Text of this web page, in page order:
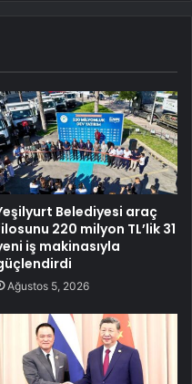
Belediyesi araç
220 milyon TL’lik 31
iş makinasıyla
Ağustos 5, 2026